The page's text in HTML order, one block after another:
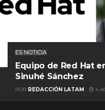
ES NOTICIA
Equipo de Red Hat
Sinuhé Sánchez
POR REDACCIÓN LATAM 4